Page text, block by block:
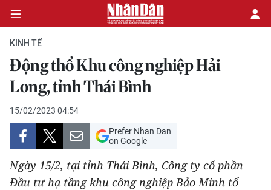
CHÍNH TRỊ
KINH TẾ
VĂN HÓA
XÃ HỘI
KINH TẾ
Động thổ Khu công nghiệp Hải
Long, tỉnh Thái Bình
15/02/2023 04:54
Prefer Nhan Dan
on Google
Ngày 15/2, tại tỉnh Thái Bình, Công ty cổ phần
Đầu tư hạ tầng khu công nghiệp Bảo Minh tổ